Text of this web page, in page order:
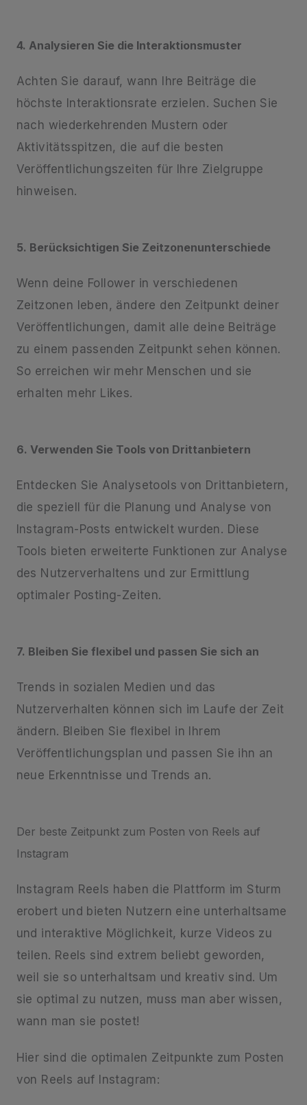
4. Analysieren Sie die Interaktionsmuster
Achten Sie darauf, wann Ihre Beiträge die
höchste Interaktionsrate erzielen. Suchen Sie
nach wiederkehrenden Mustern oder
Aktivitätsspitzen, die auf die besten
Veröffentlichungszeiten für Ihre Zielgruppe
hinweisen.
5. Berücksichtigen Sie Zeitzonenunterschiede
Wenn deine Follower in verschiedenen
Zeitzonen leben, ändere den Zeitpunkt deiner
Veröffentlichungen, damit alle deine Beiträge
zu einem passenden Zeitpunkt sehen können.
So erreichen wir mehr Menschen und sie
erhalten mehr Likes.
6. Verwenden Sie Tools von Drittanbietern
Entdecken Sie Analysetools von Drittanbietern,
die speziell für die Planung und Analyse von
Instagram-Posts entwickelt wurden. Diese
Tools bieten erweiterte Funktionen zur Analyse
des Nutzerverhaltens und zur Ermittlung
optimaler Posting-Zeiten.
7. Bleiben Sie flexibel und passen Sie sich an
Trends in sozialen Medien und das
Nutzerverhalten können sich im Laufe der Zeit
ändern. Bleiben Sie flexibel in Ihrem
Veröffentlichungsplan und passen Sie ihn an
neue Erkenntnisse und Trends an.
Der beste Zeitpunkt zum Posten von Reels auf
Instagram
Instagram Reels haben die Plattform im Sturm
erobert und bieten Nutzern eine unterhaltsame
und interaktive Möglichkeit, kurze Videos zu
teilen. Reels sind extrem beliebt geworden,
weil sie so unterhaltsam und kreativ sind. Um
sie optimal zu nutzen, muss man aber wissen,
wann man sie postet!
Hier sind die optimalen Zeitpunkte zum Posten
von Reels auf Instagram: